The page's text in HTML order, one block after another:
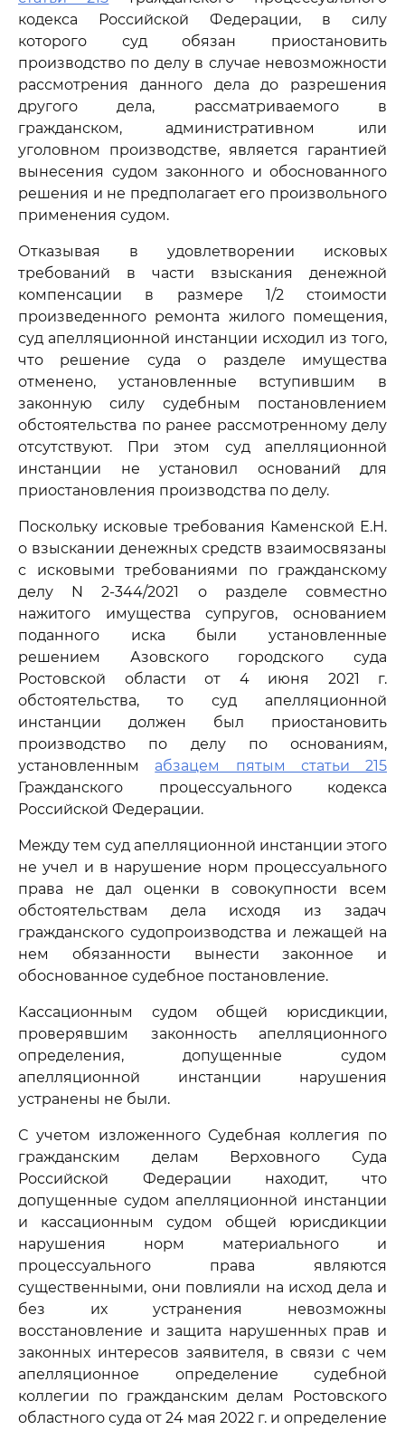
кодекса Российской Федерации, в силу
которого суд обязан приостановить
производство по делу в случае невозможности
рассмотрения данного дела до разрешения
другого дела, рассматриваемого в
гражданском, административном или
уголовном производстве, является гарантией
вынесения судом законного и обоснованного
решения и не предполагает его произвольного
применения судом.
Отказывая в удовлетворении исковых
требований в части взыскания денежной
компенсации в размере 1/2 стоимости
произведенного ремонта жилого помещения,
суд апелляционной инстанции исходил из того,
что решение суда о разделе имущества
отменено, установленные вступившим в
законную силу судебным постановлением
обстоятельства по ранее рассмотренному делу
отсутствуют. При этом суд апелляционной
инстанции не установил оснований для
приостановления производства по делу.
Поскольку исковые требования Каменской Е.Н.
о взыскании денежных средств взаимосвязаны
с исковыми требованиями по гражданскому
делу N 2-344/2021 о разделе совместно
нажитого имущества супругов, основанием
поданного иска были установленные
решением Азовского городского суда
Ростовской области от 4 июня 2021 г.
обстоятельства, то суд апелляционной
инстанции должен был приостановить
производство по делу по основаниям,
установленным абзацем пятым статьи 215
Гражданского процессуального кодекса
Российской Федерации.
Между тем суд апелляционной инстанции этого
не учел и в нарушение норм процессуального
права не дал оценки в совокупности всем
обстоятельствам дела исходя из задач
гражданского судопроизводства и лежащей на
нем обязанности вынести законное и
обоснованное судебное постановление.
Кассационным судом общей юрисдикции,
проверявшим законность апелляционного
определения, допущенные судом
апелляционной инстанции нарушения
устранены не были.
С учетом изложенного Судебная коллегия по
гражданским делам Верховного Суда
Российской Федерации находит, что
допущенные судом апелляционной инстанции
и кассационным судом общей юрисдикции
нарушения норм материального и
процессуального права являются
существенными, они повлияли на исход дела и
без их устранения невозможны
восстановление и защита нарушенных прав и
законных интересов заявителя, в связи с чем
апелляционное определение судебной
коллегии по гражданским делам Ростовского
областного суда от 24 мая 2022 г. и определение